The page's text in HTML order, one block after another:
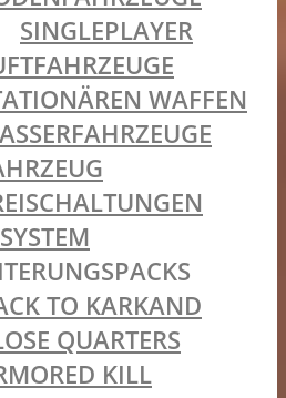
SINGLEPLAYER
WAFFEN
TO KARKAND
QUARTERS
KILL